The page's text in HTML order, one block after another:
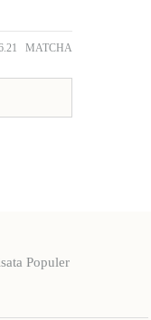
MATCHA
Populer